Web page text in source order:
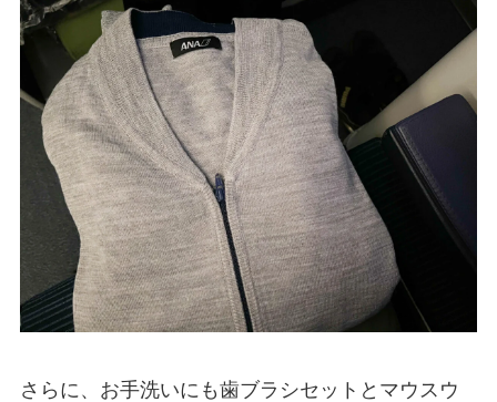
さらに、お手洗いにも歯ブラシセットとマウスウ